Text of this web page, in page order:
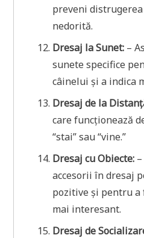
preveni
nedorită.
Dresaj la Sunet: –
sunete specifice
câinelui și a indica
Dresaj de la
care funcționează
“stai” sau “vine.”
Dresaj cu Obiecte:
accesorii în dresaj
pozitive și pentru
mai interesant.
Dresaj de